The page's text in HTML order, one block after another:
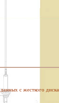
с жесткого диска